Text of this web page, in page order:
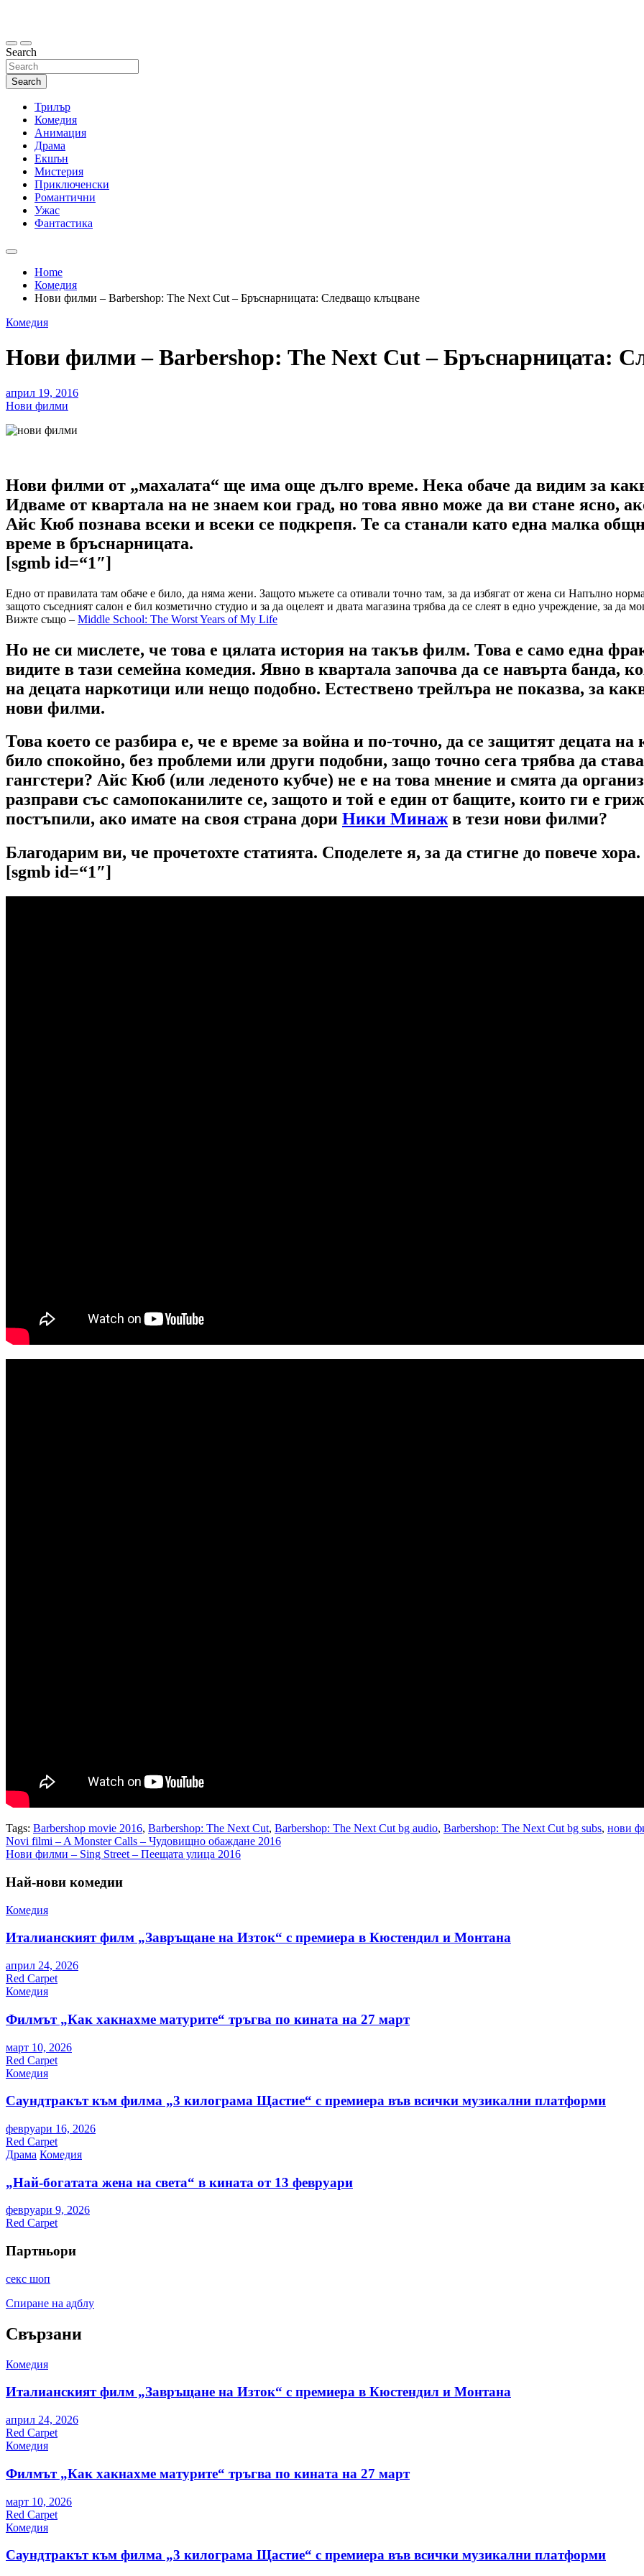
Search
Search
Трилър
Комедия
Анимация
Драма
Екшън
Мистерия
Приключенски
Романтични
Ужас
Фантастика
Home
Комедия
Нови филми – Barbershop: The Next Cut – Бръснарницата: Следващо клъцване
Комедия
Нови филми – Barbershop: The Next Cut – Бръснарницата:
април 19, 2016
Нови филми
Нови филми от „махалата“ ще има още дълго време. Нека обаче да видим за
Идваме от квартала на не знаем кои град, но това явно може да ви стане ясно,
Айс Кюб познава всеки и всеки се подкрепя. Те са станали като една малка
време в бръснарницата.
[sgmb id=“1″]
Едно от правилата там обаче е било, да няма жени. Защото мъжете са отивали точно там, за да избягат от жена си Напълно
защото съседният салон е бил козметично студио и за да оцелеят и двата магазина трябва да се слеят в едно учреждение, за да
Вижте също – Middle School: The Worst Years of My Life
Но не си мислете, че това е цялата история на такъв филм. Това е само една
видите в тази семейна комедия. Явно в квартала започва да се навърта банда,
на децата наркотици или нещо подобно. Естествено трейлъра не показва, за
нови филми.
Това което се разбира е, че е време за война и по-точно, да се защитят децата
било спокойно, без проблеми или други подобни, защо точно сега трябва да
гангстери? Айс Кюб (или леденото кубче) не е на това мнение и смята да
разправи със самопоканилите се, защото и той е един от бащите, които ги е
постъпили, ако имате на своя страна дори Ники Минажв тези нови филми?
Благодарим ви, че прочетохте статията. Споделете я, за да стигне до повече хора.
[sgmb id=“1″]
Tags: Barbershop movie 2016, Barbershop: The Next Cut, Barbershop: The Next Cut bg audio, Barbershop: The Next Cut bg subs, нови
Навигация
Novi filmi – A Monster Calls – Чудовищно обаждане 2016
Нови филми – Sing Street – Пеещата улица 2016
Най-нови комедии
Комедия
Италианският филм „Завръщане на Изток“ с премиера в Кюстендил и Монтана
април 24, 2026
Red Carpet
Комедия
Филмът „Как хакнахме матурите“ тръгва по кината на 27 март
март 10, 2026
Red Carpet
Комедия
Саундтракът към филма „3 килограма Щастие“ с премиера във всички музикални платформи
февруари 16, 2026
Red Carpet
Драма Комедия
„Най-богатата жена на света“ в кината от 13 февруари
февруари 9, 2026
Red Carpet
Партньори
секс шоп
Спиране на адблу
Свързани
Комедия
Италианският филм „Завръщане на Изток“ с премиера в Кюстендил и Монтана
април 24, 2026
Red Carpet
Комедия
Филмът „Как хакнахме матурите“ тръгва по кината на 27 март
март 10, 2026
Red Carpet
Комедия
Саундтракът към филма „3 килограма Щастие“ с премиера във всички музикални платформи